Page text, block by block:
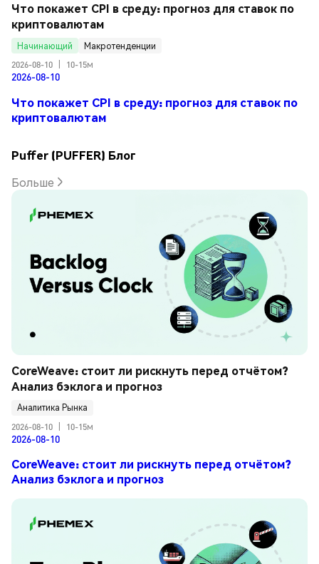
Что покажет CPI в среду: прогноз для ставок по
криптовалютам
Начинающий
Макротенденции
2026-08-10
10-15м
2026-08-10
Что покажет CPI в среду: прогноз для ставок по
криптовалютам
Puffer (PUFFER) Блог
Больше
CoreWeave: стоит ли рискнуть перед отчётом?
Анализ бэклога и прогноз
Аналитика Рынка
2026-08-10
10-15м
2026-08-10
CoreWeave: стоит ли рискнуть перед отчётом?
Анализ бэклога и прогноз